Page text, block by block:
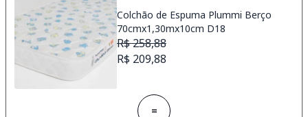
Colchão de Espuma Plummi Berço
70cmx1,30mx10cm D18
R$ 258,88
R$ 209,88
=